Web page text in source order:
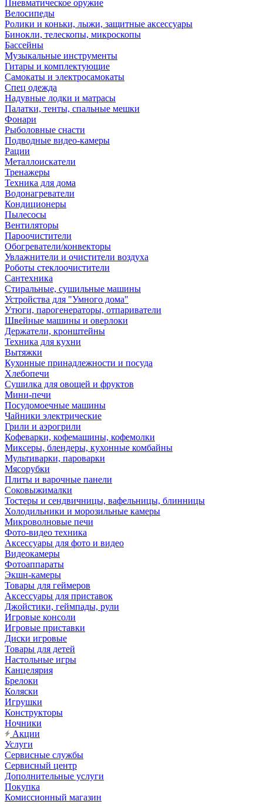
Пневматическое оружие
Велосипеды
Ролики и коньки, лыжи, защитные аксессуары
Бинокли, телескопы, микроскопы
Бассейны
Музыкальные инструменты
Гитары и комплектующие
Самокаты и электросамокаты
Спец одежда
Надувные лодки и матрасы
Палатки, тенты, спальные мешки
Фонари
Рыболовные снасти
Подводные видео-камеры
Рации
Металлоискатели
Тренажеры
Техника для дома
Водонагреватели
Кондиционеры
Пылесосы
Вентиляторы
Пароочистители
Обогреватели/конвекторы
Увлажнители и очистители воздуха
Роботы стеклоочистители
Сантехника
Стиральные, сушильные машины
Устройства для "Умного дома"
Утюги, парогенераторы, отпариватели
Швейные машины и оверлоки
Держатели, кронштейны
Техника для кухни
Вытяжки
Кухонные принадлежности и посуда
Хлебопечи
Сушилка для овощей и фруктов
Мини-печи
Посудомоечные машины
Чайники электрические
Грили и аэрогрили
Кофеварки, кофемашины, кофемолки
Миксеры, блендеры, кухонные комбайны
Мультиварки, пароварки
Мясорубки
Плиты и варочные панели
Соковыжималки
Тостеры и сендвичницы, вафельницы, блинницы
Холодильники и морозильные камеры
Микроволновые печи
Фото-видео техника
Аксессуары для фото и видео
Видеокамеры
Фотоаппараты
Экшн-камеры
Товары для геймеров
Аксессуары для приставок
Джойстики, геймпады, рули
Игровые консоли
Игровые приставки
Диски игровые
Товары для детей
Настольные игры
Канцелярия
Брелоки
Коляски
Игрушки
Конструкторы
Ночники
Акции
Услуги
Сервисные службы
Сервисный центр
Дополнительные услуги
Покупка
Комиссионный магазин